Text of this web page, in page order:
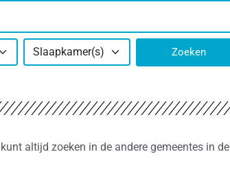
Slaapkamer(s) Zoeken
altijd zoeken in de andere gemeentes in de